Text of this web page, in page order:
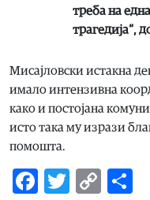
треба на
трагедија“,
Мисајловски истакна
имало интензивна
како и постојана
исто така му изрази
помошта.
Facebook
Twitter
Copy